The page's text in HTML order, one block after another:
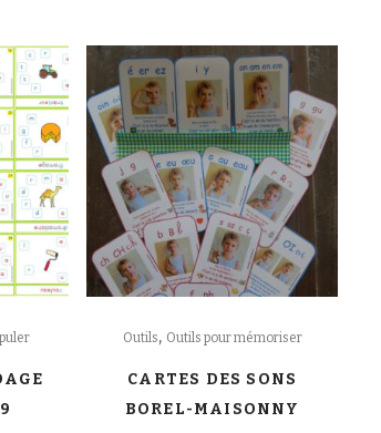
Outils, Outils pour mémoriser
CARTES DES SONS
BOREL-MAISONNY